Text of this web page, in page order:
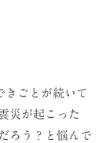
きごとが続いて
こった
ろう？と悩んで